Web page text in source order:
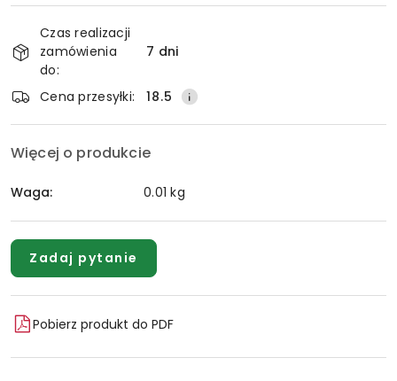
Wyślij
i
dostawa
Czas realizacji
zamówienia
do:
7 dni
Cena przesyłki: 18.5
Więcej o produkcie
Waga: 0.01 kg
Zadaj pytanie
Pobierz produkt do PDF